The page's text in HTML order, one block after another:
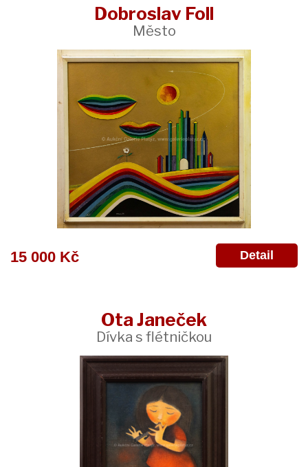
Dobroslav Foll
Město
15 000 Kč Detail
Ota Janeček
Dívka s flétničkou